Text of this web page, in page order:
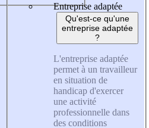
Entreprise adaptée
Qu'est-ce qu'une
entreprise adaptée
?
L'entreprise adaptée
permet à un travailleur
en situation de
handicap d'exercer
une activité
professionnelle dans
des conditions